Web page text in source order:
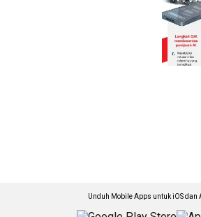
Unduh Mobile Apps untuk iOS dan